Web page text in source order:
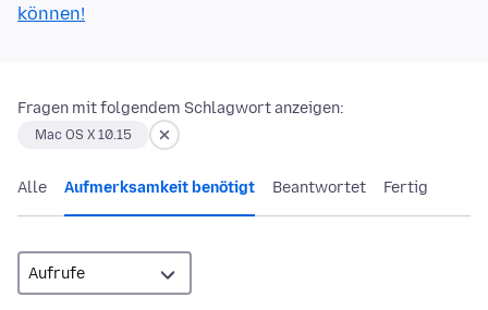
können!
Fragen mit folgendem Schlagwort anzeigen:
Mac OS X 10.15
Alle Aufmerksamkeit benötigt Beantwortet Fertig